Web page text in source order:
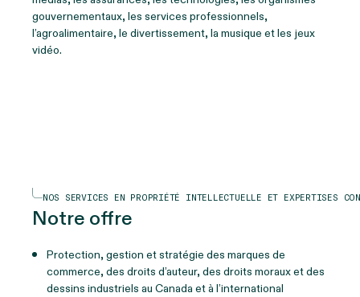
gouvernementaux, les services professionnels,
l’agroalimentaire, le divertissement, la musique et les jeux
vidéo.
NOS SERVICES EN PROPRIÉTÉ INTELLECTUELLE ET EXPERTISES
Notre offre
Protection, gestion et stratégie des marques de
commerce, des droits d’auteur, des droits moraux et des
dessins industriels au Canada et à l’international